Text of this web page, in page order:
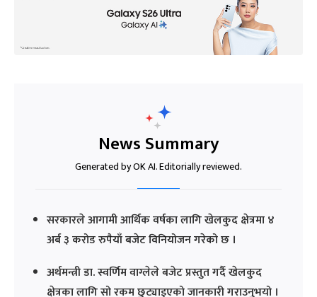
News Summary
Generated by OK AI. Editorially reviewed.
सरकारले आगामी आर्थिक वर्षका लागि खेलकुद क्षेत्रमा ४
अर्ब ३ करोड रुपैयाँ बजेट विनियोजन गरेको छ ।
अर्थमन्त्री डा. स्वर्णिम वाग्लेले बजेट प्रस्तुत गर्दै खेलकुद
क्षेत्रका लागि सो रकम छुट्याइएको जानकारी गराउनुभयो ।